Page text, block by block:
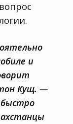
и
Кущ. —
быстро